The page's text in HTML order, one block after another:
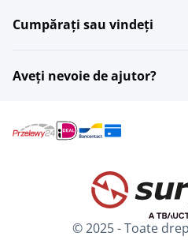
Cumpărați sau vindeți
Aveți nevoie de ajutor?
© 2025 - Toate